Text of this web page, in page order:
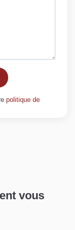
politique de
vous